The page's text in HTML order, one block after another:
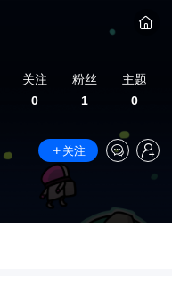
关注
0
粉丝
1
主题
0
关注